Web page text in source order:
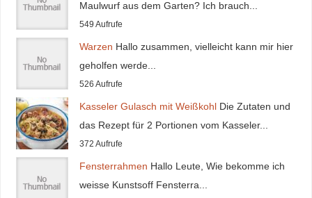
Maulwurf aus dem Garten? Ich brauch...
549 Aufrufe
Warzen Hallo zusammen, vielleicht kann mir hier
geholfen werde...
526 Aufrufe
Kasseler Gulasch mit Weißkohl Die Zutaten und
das Rezept für 2 Portionen vom Kasseler...
372 Aufrufe
Fensterrahmen Hallo Leute, Wie bekomme ich
weisse Kunstsoff Fensterra...